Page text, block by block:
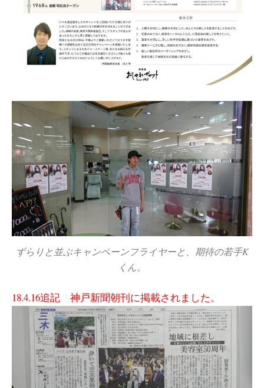
ずらりと並ぶキャンペーンフライヤーと、期待の若手K
くん。
18.4.16追記 神戸新聞朝刊に掲載されました。